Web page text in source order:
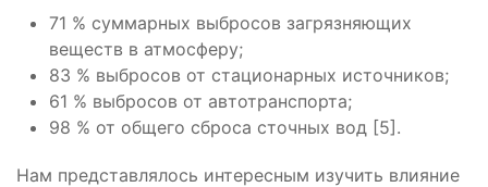
71 % суммарных выбросов загрязняющих
веществ в атмосферу;
83 % выбросов от стационарных источников;
61 % выбросов от автотранспорта;
98 % от общего сброса сточных вод [5].
Нам представлялось интересным изучить влияние